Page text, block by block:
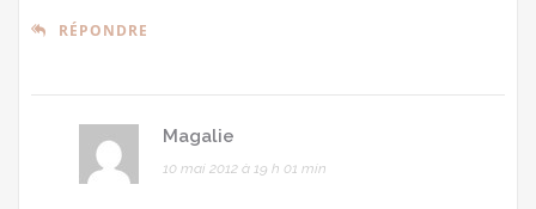
RÉPONDRE
Magalie
10 mai 2012 à 19 h 01 min